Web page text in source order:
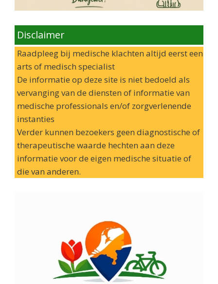
Disclaimer
Raadpleeg bij medische klachten altijd eerst een
arts of medisch specialist
De informatie op deze site is niet bedoeld als
vervanging van de diensten of informatie van
medische professionals en/of zorgverlenende
instanties
Verder kunnen bezoekers geen diagnostische of
therapeutische waarde hechten aan deze
informatie voor de eigen medische situatie of
die van anderen.